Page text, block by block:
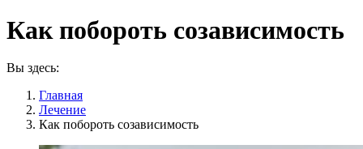
Как побороть созависимость
Вы здесь:
Главная
Лечение
Как побороть созависимость